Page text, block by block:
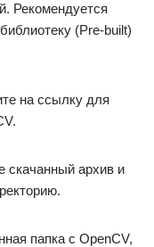
Рекомендуется
(Pre-built)
на ссылку для
скачанный архив и
папка с OpenCV,